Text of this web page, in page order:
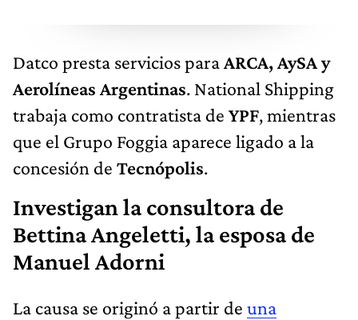
Datco presta servicios paraARCA, AySA y
Aerolíneas Argentinas. National Shipping
trabaja como contratista de YPF, mientras
que el Grupo Foggia aparece ligado a la
concesión de Tecnópolis.
Investigan la consultora de
Bettina Angeletti, la esposa de
Manuel Adorni
La causa se originó a partir de una